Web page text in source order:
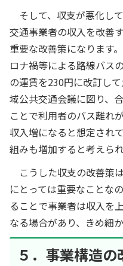
そして、収支が悪化し
交通事業者の収入を改善
重要な改善策になります
ロナ禍等による路線バス
の運賃を230円に改訂し
域公共交通会議に図り、
ことで利用者のバス離れ
収入増になると想定され
組みも増加すると考えられ
こうした収支の改善策
にとっては重要なことな
ることで事業者は収入を
なる場合があり、きめ細
５．事業構造の